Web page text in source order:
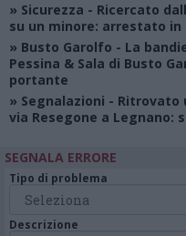
» Sicurezza - Ricercato
su un minore: arrestato in
» Busto Garolfo - La
Pessina & Sala di Busto
portante
» Segnalazioni - Ritrovato
via Resegone a Legnano:
SEGNALA ERRORE
Tipo di problema
Descrizione